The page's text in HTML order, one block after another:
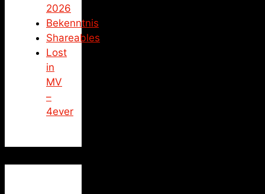
2026
Bekenntnis
Shareables
Lost
in
MV
–
4ever